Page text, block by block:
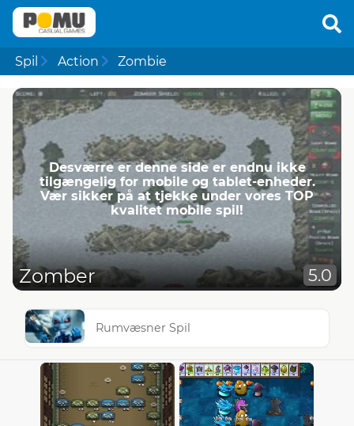
Spil Action Zombie
Desværre er denne side er endnu ikke
tilgængelig for mobile og tablet-enheder.
Vær sikker på at tjekke under vores TOP
kvalitet mobile spil!
Zomber 5.0
Rumvæsner Spil